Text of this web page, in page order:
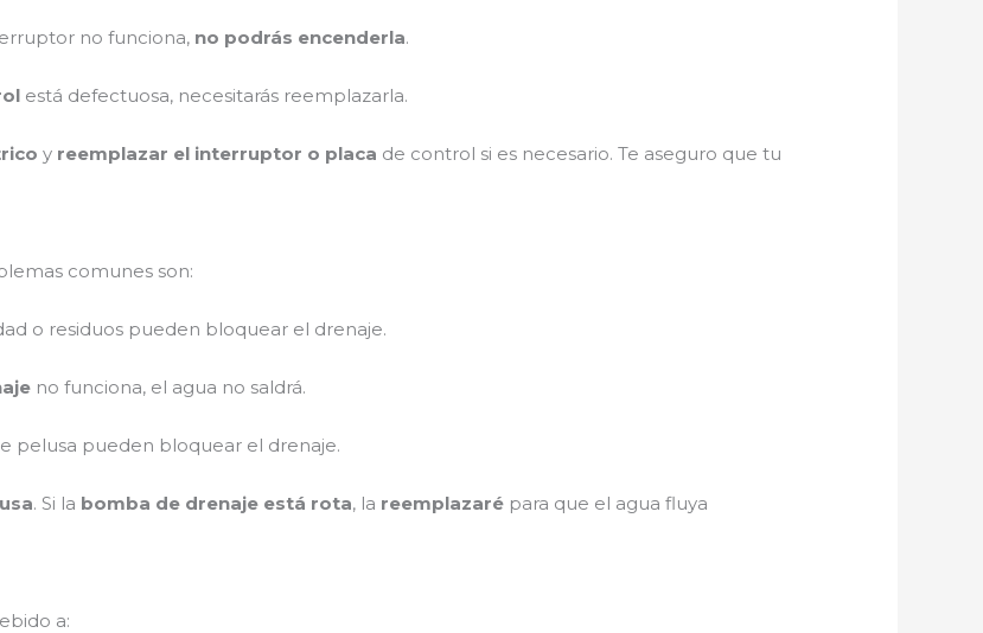
no funciona, no podrás encenderla.
está defectuosa, necesitarás reemplazarla.
y reemplazar el interruptor o placa de control si es necesario. Te aseguro que tu
comunes son:
o residuos pueden bloquear el drenaje.
no funciona, el agua no saldrá.
pelusa pueden bloquear el drenaje.
. Si la bomba de drenaje está rota, la reemplazaré para que el agua fluya
a: